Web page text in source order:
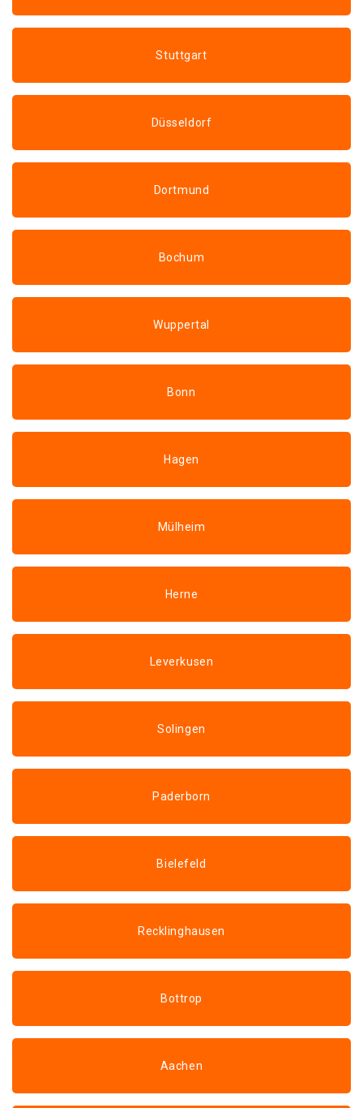
Stuttgart
Düsseldorf
Dortmund
Bochum
Wuppertal
Bonn
Hagen
Mülheim
Herne
Leverkusen
Solingen
Paderborn
Bielefeld
Recklinghausen
Bottrop
Aachen